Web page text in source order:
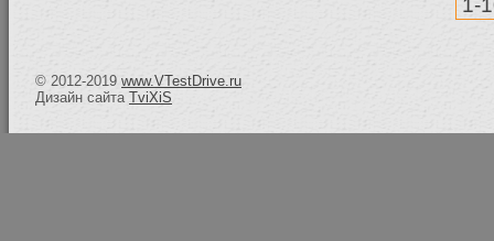
1-
© 2012-2019 www.VTestDrive.ru
Дизайн сайта TviXiS